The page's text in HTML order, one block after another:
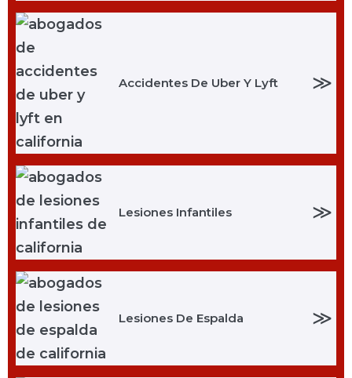
Accidentes De Uber Y Lyft ≫
Lesiones Infantiles ≫
Lesiones De Espalda ≫